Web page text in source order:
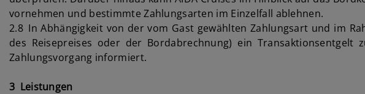
vornehmen und bestimmte Zahlungsarten im Einzelfall ablehnen.
2.8 In Abhängigkeit von der vom Gast gewählten Zahlungsart und im
des Reisepreises oder der Bordabrechnung) ein
Zahlungsvorgang informiert.
3 Leistungen